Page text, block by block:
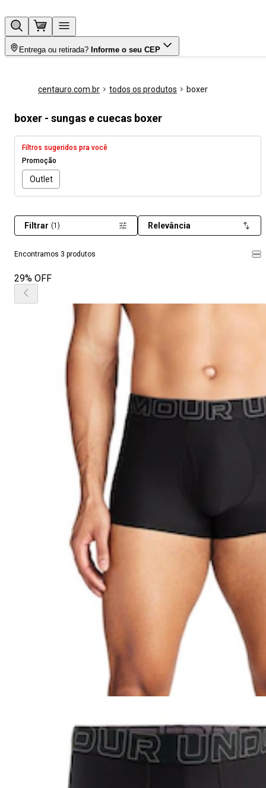
Entrega ou retirada? Informe o seu CEP
centauro.com.br todos os produtos boxer
boxer - sungas e cuecas boxer
Filtros sugeridos pra você
Promoção
Outlet
Encontramos 3 produtos
Filtrar (1) Relevância
29% OFF